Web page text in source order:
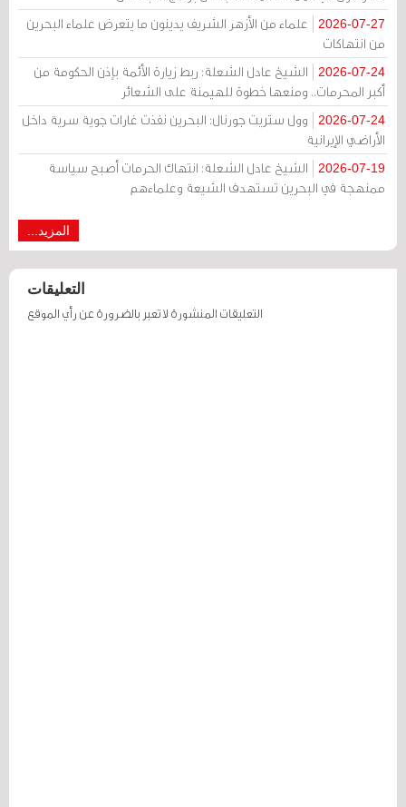
2026-07-27
علماء من الأزهر الشريف يدينون ما يتعرض علماء البحرين
من انتهاكات
2026-07-24
الشيخ عادل الشعلة: ربط زيارة الأئمة بإذن الحكومة من
أكبر المحرمات.. ومنعها خطوة للهيمنة على الشعائر
2026-07-24
وول ستريت جورنال: البحرين نفذت غارات جوية سرية داخل
الأراضي الإيرانية
2026-07-19
الشيخ عادل الشعلة: انتهاك الحرمات أصبح سياسة
ممنهجة في البحرين تستهدف الشيعة وعلماءهم
المزيد...
التعليقات
التعليقات المنشورة لا تعبر بالضرورة عن رأي الموقع